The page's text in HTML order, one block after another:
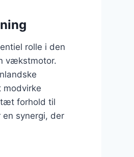
rolle i den
vækstmotor.
modvirke
tæt forhold til
en synergi, der